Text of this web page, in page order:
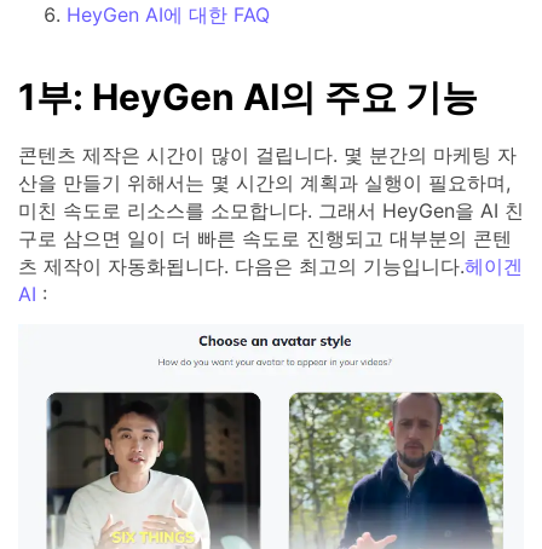
HeyGen AI에 대한 FAQ
1부: HeyGen AI의 주요 기능
콘텐츠 제작은 시간이 많이 걸립니다. 몇 분간의 마케팅 자
산을 만들기 위해서는 몇 시간의 계획과 실행이 필요하며,
미친 속도로 리소스를 소모합니다. 그래서 HeyGen을 AI 친
구로 삼으면 일이 더 빠른 속도로 진행되고 대부분의 콘텐
츠 제작이 자동화됩니다. 다음은 최고의 기능입니다.헤이겐
AI :